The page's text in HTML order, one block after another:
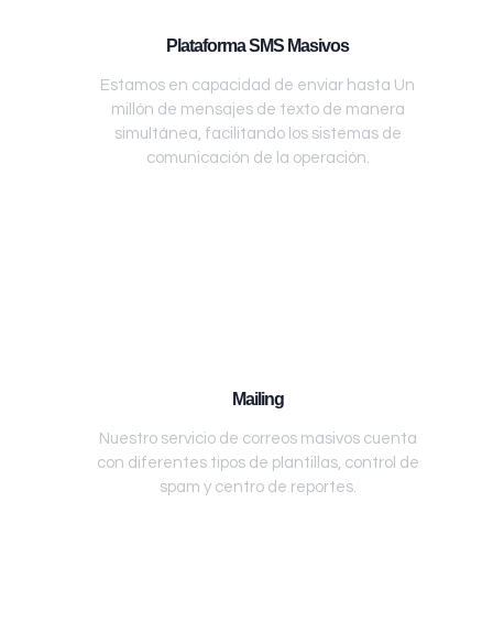
Plataforma SMS Masivos
Estamos en capacidad de enviar hasta Un
millón de mensajes de texto de manera
simultánea, facilitando los sistemas de
comunicación de la operación.
Mailing
Nuestro servicio de correos masivos cuenta
con diferentes tipos de plantillas, control de
spam y centro de reportes.